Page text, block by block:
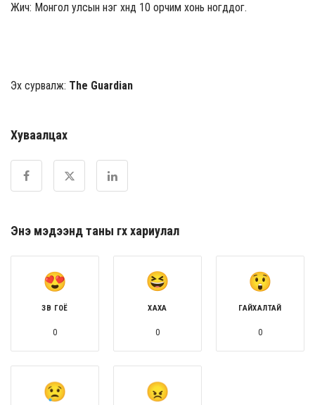
Жич: Монгол улсын нэг хүнд 10 орчим хонь ногддог.
Эх сурвалж: The Guardian
Хуваалцах
Энэ мэдээнд таны өгөх хариулал
ЗӨВ ГОЁ
0
ХАХА
0
ГАЙХАЛТАЙ
0